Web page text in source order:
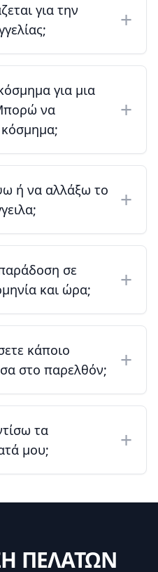
για την
+
για μια
να
+
ή να αλλάξω το
+
σε
και ώρα;
+
κάποιο
στο παρελθόν;
+
τα
μου;
+
ΠΕΛΑΤΩΝ